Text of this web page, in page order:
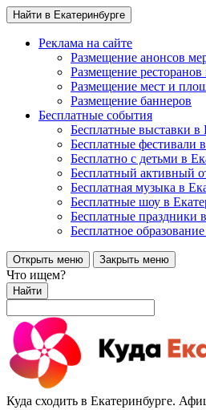
Найти в Екатеринбурге
Реклама на сайте
Размещение анонсов
Размещение ресторанов
Размещение мест и
Размещение баннеров
Бесплатные события
Бесплатные выставки в
Бесплатные фестивали
Бесплатно с детьми в
Бесплатный активный
Бесплатная музыка в
Бесплатные шоу в
Бесплатные праздники
Бесплатное
Открыть меню Закрыть меню
Что ищем?
Найти
Куда сходить в Екатеринбурге.